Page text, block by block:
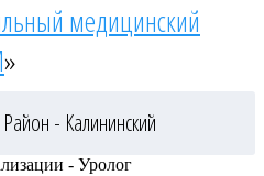
медицинский
»
Район - Калининский
- Уролог